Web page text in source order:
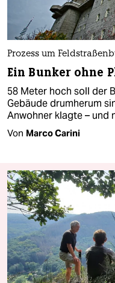
Prozess um
Ein Bunker ohne
58 Meter hoch soll der
Gebäude drumherum
Anwohner klagte – und
Von Marco Carini